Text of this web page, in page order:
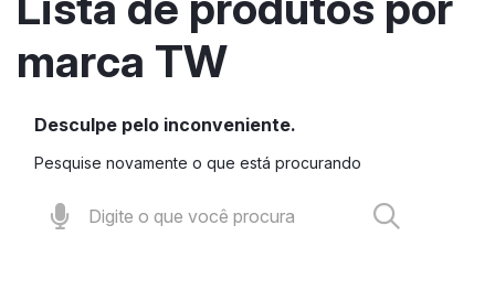
marca TW
Desculpe pelo inconveniente.
Pesquise novamente o que está procurando
Digite o que você procura
Busca